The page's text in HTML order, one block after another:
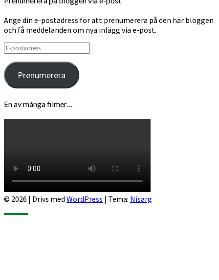
Ange din e-postadress för att prenumerera på den här bloggen
och få meddelanden om nya inlägg via e-post.
E-
postadress
Prenumerera
En av många filmer…
© 2026 | Drivs med WordPress | Tema: Nisarg